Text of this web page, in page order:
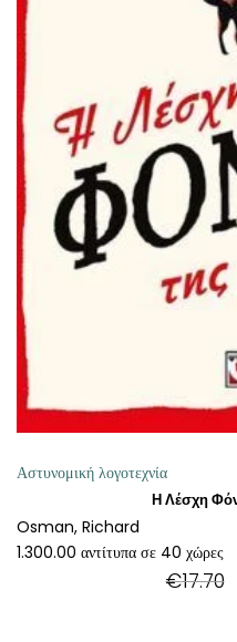
ΠΡΟΣΘΉΚΗ ΣΤΟ
Αστυνομική λογοτεχνία
Η Λέσχη
Osman, Richard
1.300.00 αντίτυπα σε 40 χώρες
€17.70